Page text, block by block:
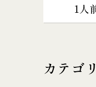
1人
カテゴ